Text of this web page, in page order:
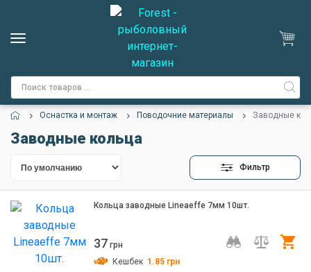
Оснастка и монтаж Поводочние материалы Заводные
Заводные кольца
Фильтр
Кольца заводные Lineaeffe 7мм 10шт.
37 грн
Кешбек 1.85 грн